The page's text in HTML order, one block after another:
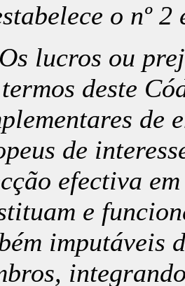
o nº
lucros ou
deste
de
de
efectiva
e
imputáveis